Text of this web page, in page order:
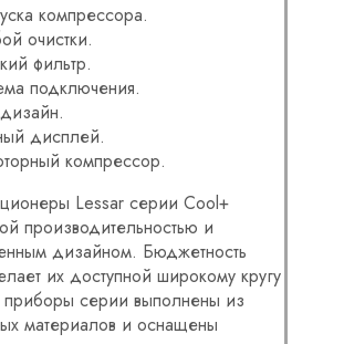
компрессора.
очистки.
фильтр.
подключения.
дисплей.
компрессор.
Lessar серии Cool+
производительностью и
дизайном. Бюджетность
их доступной широкому кругу
приборы серии выполнены из
материалов и оснащены